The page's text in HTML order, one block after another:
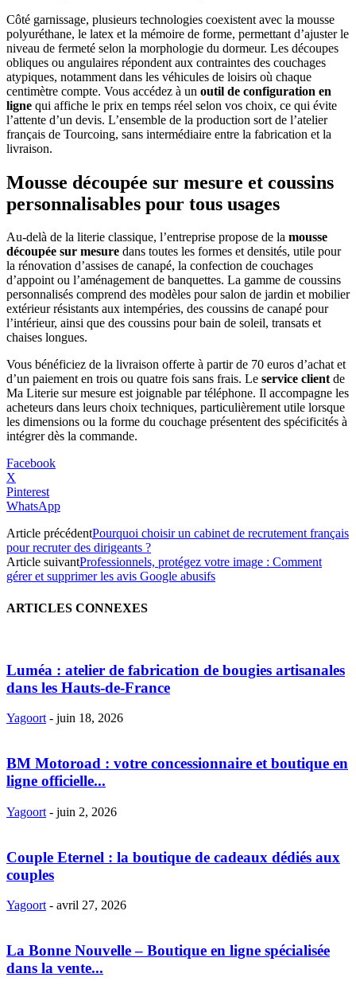
Côté garnissage, plusieurs technologies coexistent avec la mousse
polyuréthane, le latex et la mémoire de forme, permettant d’ajuster le
niveau de fermeté selon la morphologie du dormeur. Les découpes
obliques ou angulaires répondent aux contraintes des couchages
atypiques, notamment dans les véhicules de loisirs où chaque
centimètre compte. Vous accédez à un outil de configuration en
ligne qui affiche le prix en temps réel selon vos choix, ce qui évite
l’attente d’un devis. L’ensemble de la production sort de l’atelier
français de Tourcoing, sans intermédiaire entre la fabrication et la
livraison.
Mousse découpée sur mesure et coussins
personnalisables pour tous usages
Au-delà de la literie classique, l’entreprise propose de la mousse
découpée sur mesure dans toutes les formes et densités, utile pour
la rénovation d’assises de canapé, la confection de couchages
d’appoint ou l’aménagement de banquettes. La gamme de coussins
personnalisés comprend des modèles pour salon de jardin et mobilier
extérieur résistants aux intempéries, des coussins de canapé pour
l’intérieur, ainsi que des coussins pour bain de soleil, transats et
chaises longues.
Vous bénéficiez de la livraison offerte à partir de 70 euros d’achat et
d’un paiement en trois ou quatre fois sans frais. Le service clientde
Ma Literie sur mesure est joignable par téléphone. Il accompagne les
acheteurs dans leurs choix techniques, particulièrement utile lorsque
les dimensions ou la forme du couchage présentent des spécificités à
intégrer dès la commande.
Facebook
X
Pinterest
WhatsApp
Article précédentPourquoi choisir un cabinet de recrutement français
pour recruter des dirigeants ?
Article suivantProfessionnels, protégez votre image : Comment
gérer et supprimer les avis Google abusifs
ARTICLES CONNEXES
Luméa : atelier de fabrication de bougies artisanales
dans les Hauts-de-France
Yagoort - juin 18, 2026
BM Motoroad : votre concessionnaire et boutique en
ligne officielle...
Yagoort - juin 2, 2026
Couple Eternel : la boutique de cadeaux dédiés aux
couples
Yagoort - avril 27, 2026
La Bonne Nouvelle – Boutique en ligne spécialisée
dans la vente...